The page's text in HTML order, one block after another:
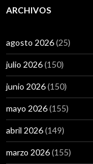
ARCHIVOS
agosto 2026(25)
julio 2026(150)
junio 2026(150)
mayo 2026(155)
abril 2026(149)
marzo 2026(155)